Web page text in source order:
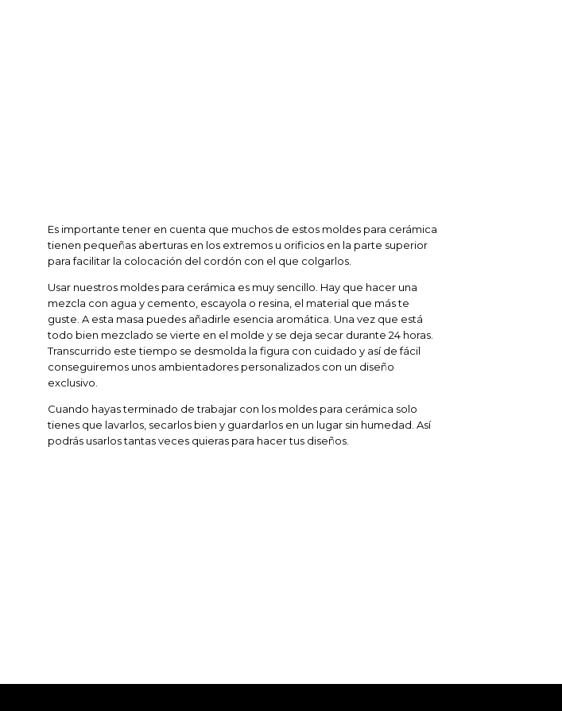
Es importante tener en cuenta que muchos de estos moldes para cerámica
tienen pequeñas aberturas en los extremos u orificios en la parte superior
para facilitar la colocación del cordón con el que colgarlos.
Usar nuestros moldes para cerámica es muy sencillo. Hay que hacer una
mezcla con agua y cemento, escayola o resina, el material que más te
guste. A esta masa puedes añadirle esencia aromática. Una vez que está
todo bien mezclado se vierte en el molde y se deja secar durante 24 horas.
Transcurrido este tiempo se desmolda la figura con cuidado y así de fácil
conseguiremos unos ambientadores personalizados con un diseño
exclusivo.
Cuando hayas terminado de trabajar con los moldes para cerámica solo
tienes que lavarlos, secarlos bien y guardarlos en un lugar sin humedad. Así
podrás usarlos tantas veces quieras para hacer tus diseños.